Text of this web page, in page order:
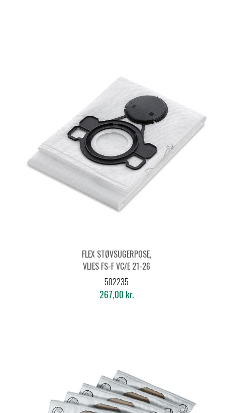
FLEX STØVSUGERPOSE,
VLIES FS-F VC/E 21-26
L(5 STK.)
502235
267,00 kr.